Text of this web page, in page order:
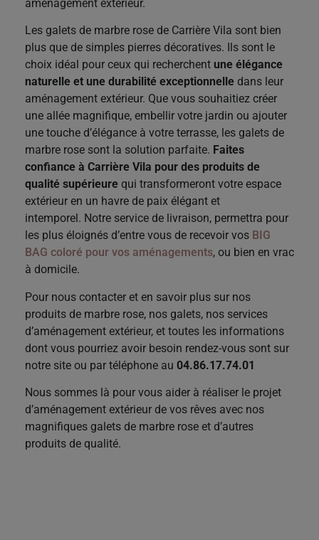
aménagement extérieur.
Les galets de marbre rose de Carrière Vila sont bien
plus que de simples pierres décoratives. Ils sont le
choix idéal pour ceux qui recherchent une élégance
naturelle et une durabilité exceptionnelle dans leur
aménagement extérieur. Que vous souhaitiez créer
une allée magnifique, embellir votre jardin ou ajouter
une touche d’élégance à votre terrasse, les galets de
marbre rose sont la solution parfaite. Faites
confiance à Carrière Vila pour des produits de
qualité supérieure qui transformeront votre espace
extérieur en un havre de paix élégant et
intemporel. Notre service de livraison, permettra pour
les plus éloignés d’entre vous de recevoir vos BIG
BAG coloré pour vos aménagements, ou bien en vrac
à domicile.
Pour nous contacter et en savoir plus sur nos
produits de marbre rose, nos galets, nos services
d’aménagement extérieur, et toutes les informations
dont vous pourriez avoir besoin rendez-vous sont sur
notre site ou par téléphone au 04.86.17.74.01
Nous sommes là pour vous aider à réaliser le projet
d’aménagement extérieur de vos rêves avec nos
magnifiques galets de marbre rose et d’autres
produits de qualité.